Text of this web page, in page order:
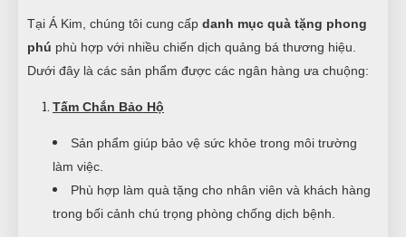
Tại Á Kim, chúng tôi cung cấp danh mục quà tặng phong
phú phù hợp với nhiều chiến dịch quảng bá thương hiệu.
Dưới đây là các sản phẩm được các ngân hàng ưa chuộng:
Tấm Chắn Bảo Hộ
Sản phẩm giúp bảo vệ sức khỏe trong môi trường
làm việc.
Phù hợp làm quà tặng cho nhân viên và khách hàng
trong bối cảnh chú trọng phòng chống dịch bệnh.